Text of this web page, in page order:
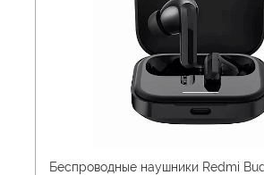
Беспроводные наушники Redmi